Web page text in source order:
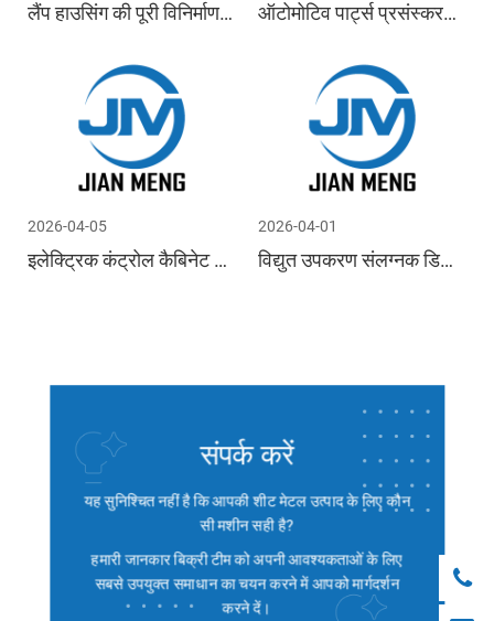
लैंप हाउसिंग की पूरी विनिर्माण प्रक्रिया का एक व्यापक विश्लेषण: सामग्री से तैयार उत्पादों तक मुख्य प्रौद्योगिकियां ऑटोमोटिव पार्ट्स प्रसंस्करण प्रौद्योगिकी का व्यापक विश्लेषण: रिक्तियों से तैयार उत्पादों तक मुख्य प्रौद्योगिकियां
2026-04-05
इलेक्ट्रिक कंट्रोल कैबिनेट की विनिर्माण प्रक्रिया की विस्तृत व्याख्या: डिजाइन से डिलीवरी तक एक व्यापक गाइड
2026-04-01
विद्युत उपकरण संलग्नक डिजाइन का व्यापक विश्लेषण: सामग्री चयन मानदंड, सुरक्षा स्तर, और अनुप्रयोग परिदृश्य दिशानिर्देश
संपर्क करें
यह सुनिश्चित नहीं है कि आपकी शीट मेटल उत्पाद के लिए कौन
सी मशीन सही है?
हमारी जानकार बिक्री टीम को अपनी आवश्यकताओं के लिए
सबसे उपयुक्त समाधान का चयन करने में आपको मार्गदर्शन
करने दें।